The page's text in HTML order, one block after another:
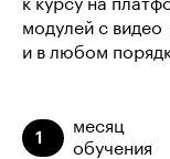
к курсу на
модулей с видео
и в любом
1
месяц
обучения